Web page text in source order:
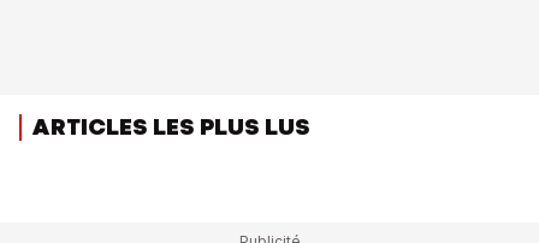
ARTICLES LES PLUS LUS